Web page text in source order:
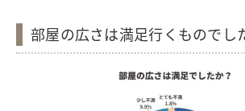
部屋の広さは満足行くものでし